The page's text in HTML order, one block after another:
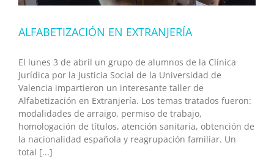
ALFABETIZACIÓN EN EXTRANJERÍA
El lunes 3 de abril un grupo de alumnos de la Clínica
Jurídica por la Justicia Social de la Universidad de
Valencia impartieron un interesante taller de
Alfabetización en Extranjería. Los temas tratados fueron:
modalidades de arraigo, permiso de trabajo,
homologación de títulos, atención sanitaria, obtención de
la nacionalidad española y reagrupación familiar. Un
total [...]